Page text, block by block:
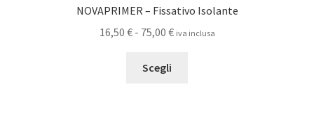
NOVAPRIMER – Fissativo Isolante
16,50 € - 75,00 €Fascia
iva inclusa
Scegli